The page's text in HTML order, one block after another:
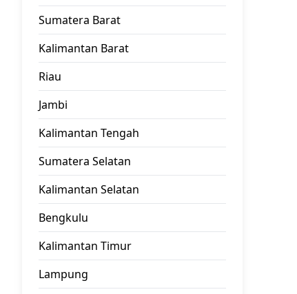
Sumatera Barat
Kalimantan Barat
Riau
Jambi
Kalimantan Tengah
Sumatera Selatan
Kalimantan Selatan
Bengkulu
Kalimantan Timur
Lampung